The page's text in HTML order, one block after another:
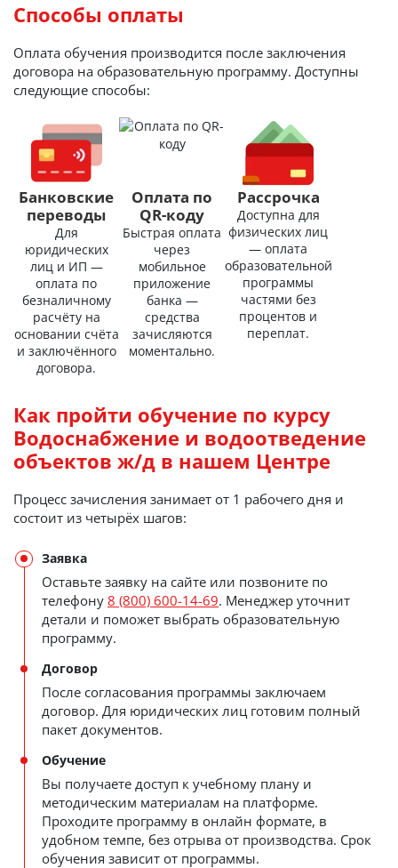
Способы оплаты
Оплата обучения производится после заключения
договора на образовательную программу. Доступны
следующие способы:
Банковские
переводы
Для
юридических
лиц и ИП —
оплата по
безналичному
расчёту на
основании счёта
и заключённого
договора.
Оплата по
QR-коду
Быстрая оплата
через
мобильное
приложение
банка —
средства
зачисляются
моментально.
Рассрочка
Доступна для
физических лиц
— оплата
образовательной
программы
частями без
процентов и
переплат.
Как пройти обучение по курсу
Водоснабжение и водоотведение
объектов ж/д в нашем Центре
Процесс зачисления занимает от 1 рабочего дня и
состоит из четырёх шагов:
Заявка
Оставьте заявку на сайте или позвоните по
телефону 8 (800) 600-14-69. Менеджер уточнит
детали и поможет выбрать образовательную
программу.
Договор
После согласования программы заключаем
договор. Для юридических лиц готовим полный
пакет документов.
Обучение
Вы получаете доступ к учебному плану и
методическим материалам на платформе.
Проходите программу в онлайн формате, в
удобном темпе, без отрыва от производства. Срок
обучения зависит от программы.